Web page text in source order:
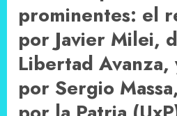
prominentes: el
por Javier Milei,
Libertad
por Sergio